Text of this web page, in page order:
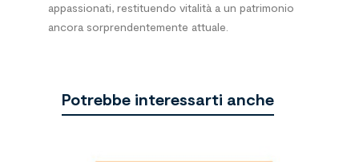
appassionati, restituendo vitalità a un patrimonio
ancora sorprendentemente attuale.
Potrebbe interessarti anche